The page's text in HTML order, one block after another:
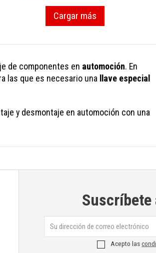
Cargar más
de componentes en automoción. En
las que es necesario una llave especial
y desmontaje en automoción con una
Acepto las